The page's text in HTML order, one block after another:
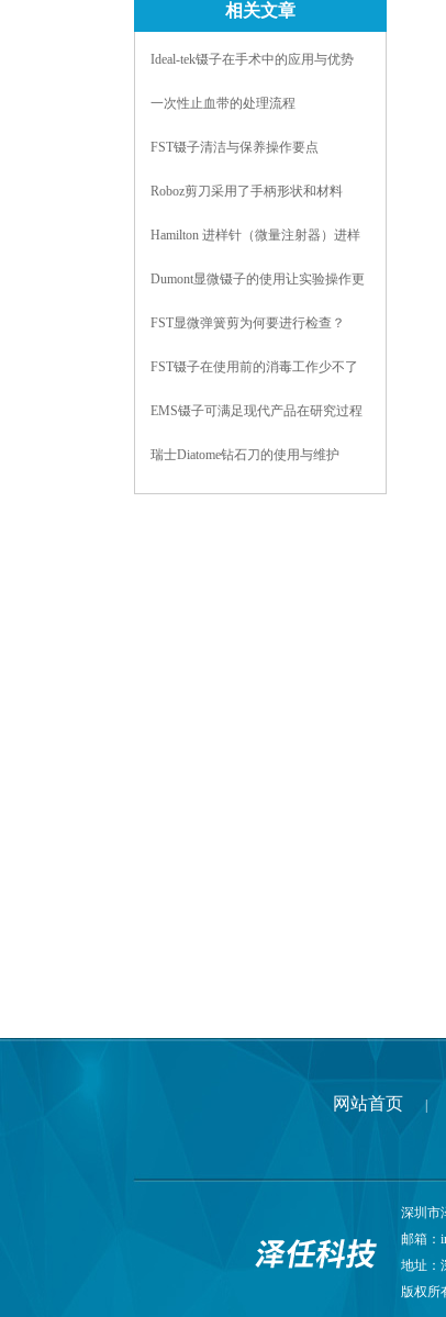
相关文章
Ideal-tek镊子在手术中的应用与优势
一次性止血带的处理流程
FST镊子清洁与保养操作要点
Roboz剪刀采用了手柄形状和材料
Hamilton 进样针（微量注射器）进样
Dumont显微镊子的使用让实验操作更
FST显微弹簧剪为何要进行检查？
FST镊子在使用前的消毒工作少不了
EMS镊子可满足现代产品在研究过程
瑞士Diatome钻石刀的使用与维护
网站首页
深圳市
邮箱：
地址：
版权所